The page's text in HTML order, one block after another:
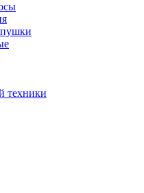
пушки
техники